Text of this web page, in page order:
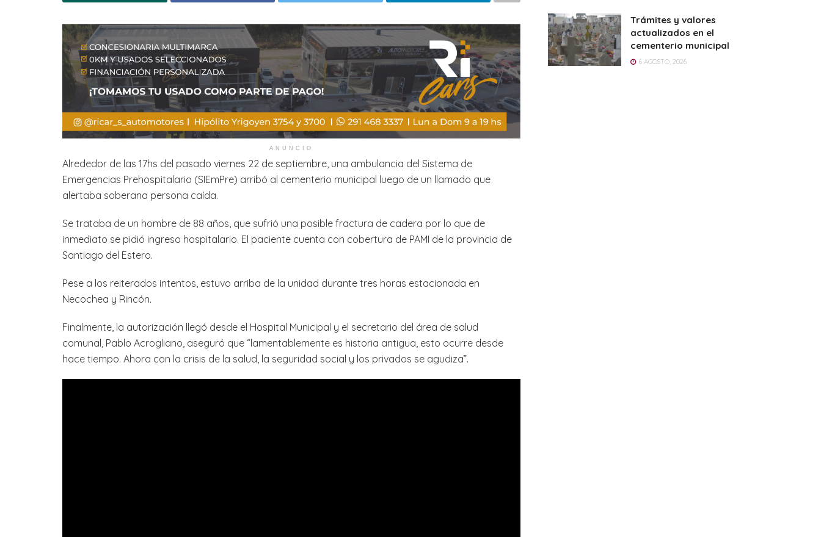
ANUNCIO
Alrededor de las 17hs del pasado viernes 22 de septiembre, una ambulancia del Sistema de
Emergencias Prehospitalario (SIEmPre) arribó al cementerio municipal luego de un llamado que
alertaba soberana persona caída.
Se trataba de un hombre de 88 años, que sufrió una posible fractura de cadera por lo que de
inmediato se pidió ingreso hospitalario. El paciente cuenta con cobertura de PAMI de la provincia de
Santiago del Estero.
Pese a los reiterados intentos, estuvo arriba de la unidad durante tres horas estacionada en
Necochea y Rincón.
Finalmente, la autorización llegó desde el Hospital Municipal y el secretario del área de salud
comunal, Pablo Acrogliano, aseguró que “lamentablemente es historia antigua, esto ocurre desde
hace tiempo. Ahora con la crisis de la salud, la seguridad social y los privados se agudiza”.
Trámites y valores
actualizados en el
cementerio municipal
6 AGOSTO, 2026